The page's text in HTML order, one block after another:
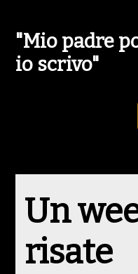
"Mio padre
io scrivo"
Un
risate